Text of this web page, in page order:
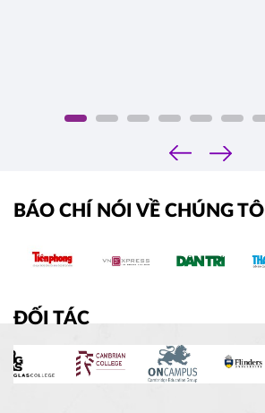
‹
›
BÁO CHÍ NÓI VỀ CHÚNG TÔI
ĐỐI TÁC